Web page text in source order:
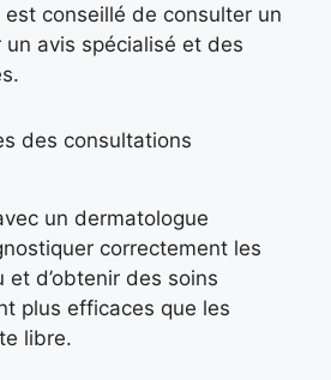
conseillé de consulter un
avis spécialisé et des
des consultations
un dermatologue
correctement les
d’obtenir des soins
plus efficaces que les
libre.